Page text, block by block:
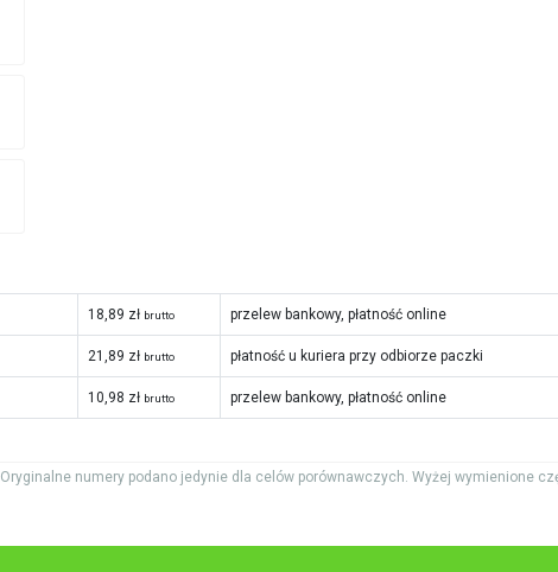
18,89 zł brutto przelew bankowy, płatność online
21,89 zł brutto płatność u kuriera przy odbiorze paczki
10,98 zł brutto przelew bankowy, płatność online
Oryginalne numery podano jedynie dla celów porównawczych. Wyżej wymienione